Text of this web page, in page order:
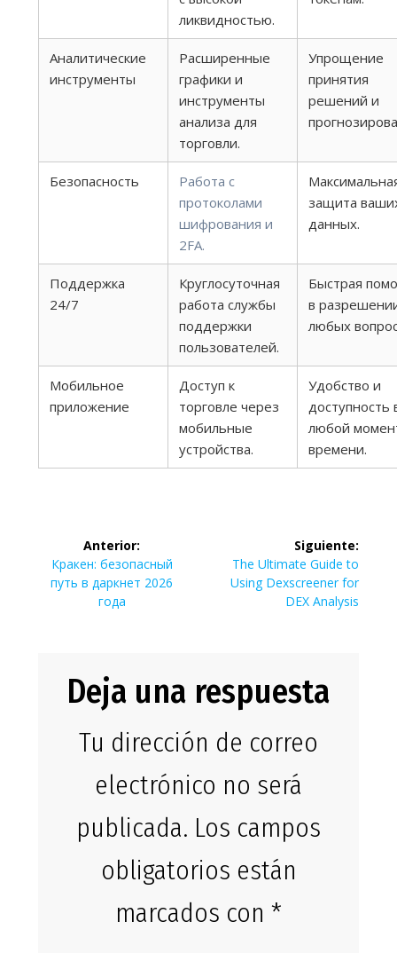
ликвидностью.
Аналитические
инструменты
Расширенные
графики и
инструменты
анализа для
торговли.
Упрощение
принятия
решений и
Безопасность
Работа с
протоколами
шифрования и
2FA.
защита
данных.
Поддержка
24/7
Круглосуточная
работа службы
поддержки
пользователей.
Быстрая
в
любых
Мобильное
приложение
Доступ к
торговле через
мобильные
устройства.
Удобство и
доступность
любой
времени.
Navegación
entradas
Anterior:
Entrada
anterior:
Кракен: безопасный
путь в даркнет 2026
года
Siguiente:
Siguiente
entrada:
The Ultimate Guide to
Using Dexscreener for
DEX Analysis
Deja una respuesta
Tu dirección de correo
electrónico no será
publicada. Los campos
obligatorios están
marcados con *